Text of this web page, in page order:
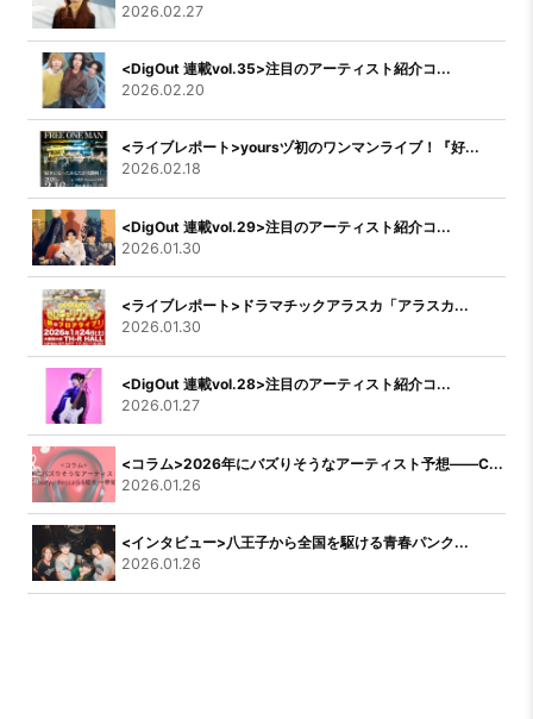
2026.02.27
<DigOut 連載vol.35>注目のアーティスト紹介コ...
2026.02.20
<ライブレポート>yoursヅ初のワンマンライブ！『好...
2026.02.18
<DigOut 連載vol.29>注目のアーティスト紹介コ...
2026.01.30
<ライブレポート>ドラマチックアラスカ「アラスカ...
2026.01.30
<DigOut 連載vol.28>注目のアーティスト紹介コ...
2026.01.27
<コラム>2026年にバズりそうなアーティスト予想――C...
2026.01.26
<インタビュー>八王子から全国を駆ける青春パンク...
2026.01.26